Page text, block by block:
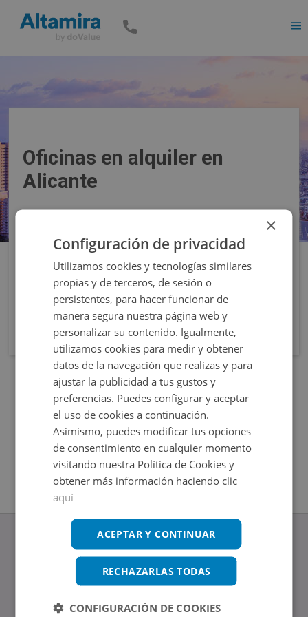
Oficinas en alquiler en
Alicante
Filtros
www.altamirainmuebles.com
Edificio Skylight
Avenida de Manoteras 14-16, 28050, Madrid
×
Configuración de privacidad
Utilizamos cookies y tecnologías similares
propias y de terceros, de sesión o
persistentes, para hacer funcionar de
manera segura nuestra página web y
personalizar su contenido. Igualmente,
utilizamos cookies para medir y obtener
datos de la navegación que realizas y para
ajustar la publicidad a tus gustos y
preferencias. Puedes configurar y aceptar
el uso de cookies a continuación.
Asimismo, puedes modificar tus opciones
de consentimiento en cualquier momento
visitando nuestra Política de Cookies y
obtener más información haciendo clic
aquí
ACEPTAR Y CONTINUAR
RECHAZARLAS TODAS
CONFIGURACIÓN DE COOKIES